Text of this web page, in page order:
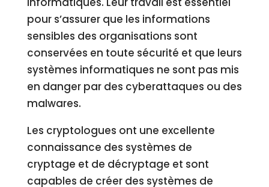
pour s’assurer que les informations
sensibles des organisations sont
conservées en toute sécurité et que leurs
systèmes informatiques ne sont pas mis
en danger par des cyberattaques ou des
malwares.
Les cryptologues ont une excellente
connaissance des systèmes de
cryptage et de décryptage et sont
capables de créer des systèmes de